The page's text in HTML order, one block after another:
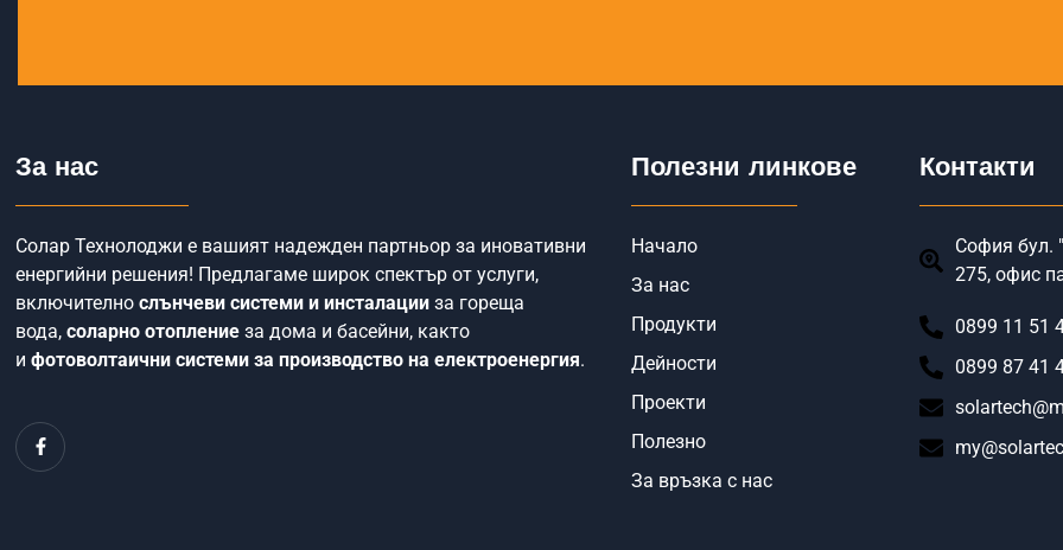
За нас
Солар Технолоджи е вашият надежден партньор за иновативни
енергийни решения! Предлагаме широк спектър от услуги,
включително слънчеви системи и инсталации за гореща
вода, соларно отопление за дома и басейни, както
и фотоволтаични системи за производство на електроенергия.
F
a
Полезни линкове
Начало
За нас
Продукти
Дейности
Проекти
Полезно
За връзка с нас
Контакти
София бул.
275, офис
0899 11 51
0899 87 41